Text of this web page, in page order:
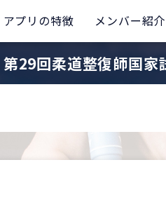
アプリの特徴 メンバー紹介
第29回柔道整復師国家